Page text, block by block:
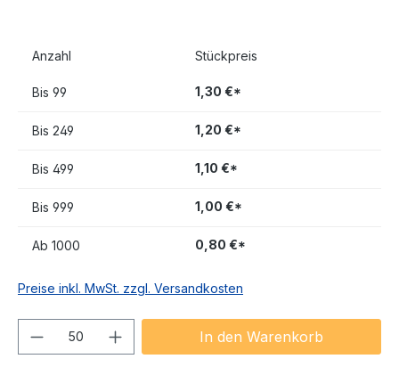
Anzahl Stückpreis
Bis 99 1,30 €*
Bis 249 1,20 €*
Bis 499 1,10 €*
Bis 999 1,00 €*
Ab 1000 0,80 €*
Preise inkl. MwSt. zzgl. Versandkosten
Produkt Anzahl: Gib denIn den Warenkorb